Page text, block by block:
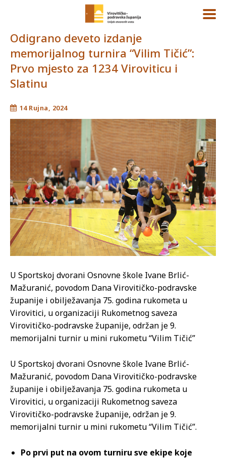
Odigrano deveto izdanje
memorijalnog turnira “Vilim Tičić”:
Prvo mjesto za 1234 Viroviticu i
Slatinu
14 Rujna, 2024
U Sportskoj dvorani Osnovne škole Ivane Brlić-
Mažuranić, povodom Dana Virovitičko-podravske
županije i obilježavanja 75. godina rukometa u
Virovitici, u organizaciji Rukometnog saveza
Virovitičko-podravske županije, održan je 9.
memorijalni turnir u mini rukometu “Vilim Tičić”
U Sportskoj dvorani Osnovne škole Ivane Brlić-
Mažuranić, povodom Dana Virovitičko-podravske
županije i obilježavanja 75. godina rukometa u
Virovitici, u organizaciji Rukometnog saveza
Virovitičko-podravske županije, održan je 9.
memorijalni turnir u mini rukometu “Vilim Tičić”.
Po prvi put na ovom turniru sve ekipe koje